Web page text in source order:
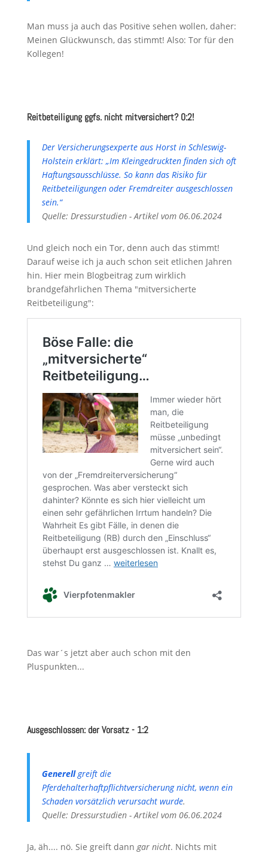
Man muss ja auch das Positive sehen wollen, daher:
Meinen Glückwunsch, das stimmt! Also: Tor für den
Kollegen!
Reitbeteiligung ggfs. nicht mitversichert? 0:2!
Der Versicherungsexperte aus Horst in Schleswig-
Holstein erklärt: „Im Kleingedruckten finden sich oft
Haftungsausschlüsse. So kann das Risiko für
Reitbeteiligungen oder Fremdreiter ausgeschlossen
sein.“
Quelle: Dressurstudien - Artikel vom 06.06.2024
Und gleich noch ein Tor, denn auch das stimmt!
Darauf weise ich ja auch schon seit etlichen Jahren
hin. Hier mein Blogbeitrag zum wirklich
brandgefährlichen Thema "mitversicherte
Reitbeteiligung":
Das war´s jetzt aber auch schon mit den
Pluspunkten...
Ausgeschlossen: der Vorsatz - 1:2
Generellgreift die
Pferdehalterhaftpflichtversicherung nicht, wenn ein
Schaden vorsätzlich verursacht wurde.
Quelle: Dressurstudien - Artikel vom 06.06.2024
Ja, äh.... nö. Sie greift dann gar nicht. Nichts mit